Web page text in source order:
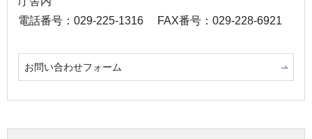
電話番号：029-225-1316
FAX番号：029-228-6921
お問い合わせフォーム